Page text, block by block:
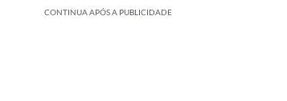
CONTINUA APÓS A PUBLICIDADE